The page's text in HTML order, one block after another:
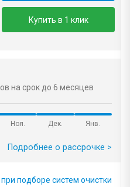
Купить в 1 клик
на срок до 6 месяцев
Ноя. Дек. Янв.
Подробнее о рассрочке >
подборе систем очистки